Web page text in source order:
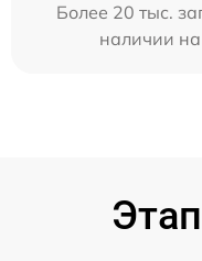
Более 20 тыс.
наличии